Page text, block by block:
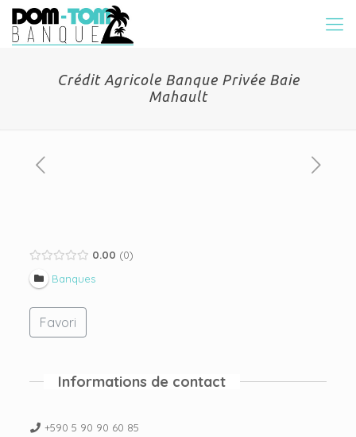
Crédit Agricole Banque Privée Baie
Mahault
0.00
0
Banques
Favori
Informations de contact
+590 5 90 90 60 85